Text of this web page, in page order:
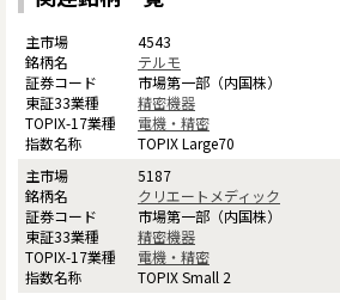
4543
テルモ
市場第一部（内国株）
精密機器
電機・精密
TOPIX Large70
5187
クリエートメディック
市場第一部（内国株）
精密機器
電機・精密
TOPIX Small 2